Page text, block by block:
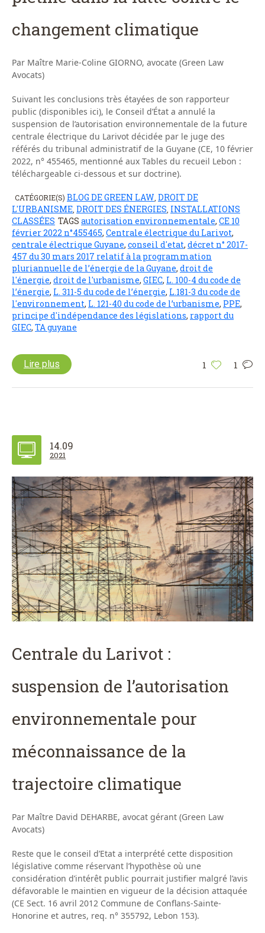
changement climatique
Par Maître Marie-Coline GIORNO, avocate (Green Law
Avocats)
Suivant les conclusions très étayées de son rapporteur
public (disponibles ici), le Conseil d’État a annulé la
suspension de l’autorisation environnementale de la future
centrale électrique du Larivot décidée par le juge des
référés du tribunal administratif de la Guyane (CE, 10 février
2022, n° 455465, mentionné aux Tables du recueil Lebon :
téléchargeable ci-dessous et sur doctrine).
CATÉGORIE(S) BLOG DE GREEN LAW DROIT DE
L'URBANISME DROIT DES ÉNERGIES INSTALLATIONS
CLASSÉES TAGS autorisation environnementale, CE 10
février 2022 n°455465, Centrale électrique du Larivot,
centrale électrique Guyane, conseil d'etat, décret n° 2017-
457 du 30 mars 2017 relatif à la programmation
pluriannuelle de l’énergie de la Guyane, droit de
l'énergie, droit de l'urbanisme, GIEC, L. 100-4 du code de
l’énergie, L. 311-5 du code de l’énergie, L.181-3 du code de
l'environnement, L. 121-40 du code de l’urbanisme, PPE,
principe d'indépendance des législations, rapport du
GIEC, TA guyane
1 1
Lire plus
14.09
2021
Centrale du Larivot :
suspension de l’autorisation
environnementale pour
méconnaissance de la
trajectoire climatique
Par Maître David DEHARBE, avocat gérant (Green Law
Avocats)
Reste que le conseil d’Etat a interprété cette disposition
législative comme réservant l’hypothèse où une
considération d’intérêt public pourrait justifier malgré l’avis
défavorable le maintien en vigueur de la décision attaquée
(CE Sect. 16 avril 2012 Commune de Conflans-Sainte-
Honorine et autres, req. n° 355792, Lebon 153).